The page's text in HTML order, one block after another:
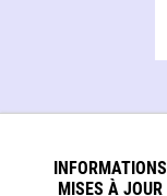
INFORMATIONS
MISES À JOUR